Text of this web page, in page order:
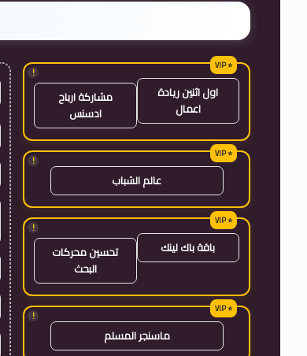
!
اول اثنين ريادة
اعمال
مشاركة ارباح
ادسنس
!
عالم الشباب
!
باقة باك لينك
تحسين محركات
البحث
!
ماسنجر المسلم